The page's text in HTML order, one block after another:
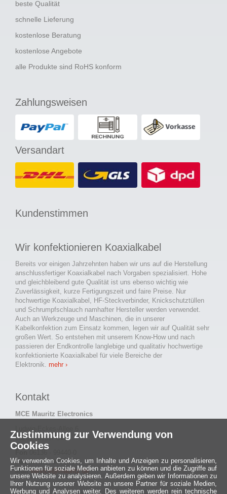
beste Qualität
schnelle Lieferung
kostenlose Beratung
kostenlose Angebote
alle Produkte sind RoHS konform
Zahlungsweisen
Versandart
Kundenstimmen
Wir konfektionieren Koaxialkabel
Bereits vor einigen Jahrzehnten haben wir uns auf die Herstellung
anschlussfertiger Koaxialkabel nach Vorgaben spezialisiert. Hohe
und gleichbleibend gute Qualität ist uns ebenso wichtig wie
Zuverlässigkeit, kurze Fertigungszeit und faire Preise. Nur
hochwertige Koaxialkabel, HF-Steckverbinder, Knickschutztüllen
und Schrumpfschlauch namhafter Hersteller werden verwendet.
Auch an Werkzeuge und Maschinen, die in unserer
Kabelkonfektion zum Einsatz kommen, legen wir auf Qualität sehr
großen Wert. So entstehen mit unserem Know-How und nach
passieren der Endkontrolle langlebige und qualitativ hochwertige
konfektionierte Koaxialkabel für viele Bereiche der
Elektronik. mehr ›
Kontakt
MCE Mauritz Electronics
Ludwig-Eckes-Allee 6
55268 Nieder-Olm
Fax06136 - 99440-29
Mail service@mauritz.de
Zustimmung zur Verwendung von
Cookies
Wir verwenden Cookies, um Inhalte und Anzeigen zu personalisieren,
Funktionen für soziale Medien anbieten zu können und die Zugriffe auf
unsere Website zu analysieren. Außerdem geben wir Informationen zu
Ihrer Nutzung unserer Website an unsere Partner für soziale Medien,
Werbung und Analysen weiter. Des weiteren werden rein technische